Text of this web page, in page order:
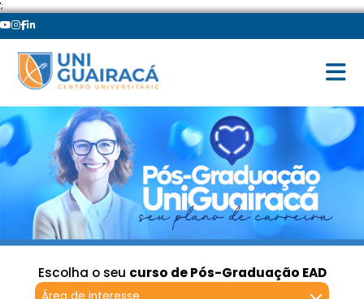
';
Escolha o seu curso de Pós-Graduação EAD
Área de interesse